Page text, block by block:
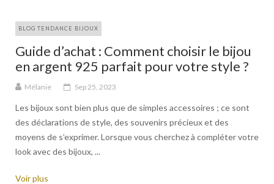
BLOG TENDANCE BIJOUX
Guide d’achat : Comment choisir le bijou
en argent 925 parfait pour votre style ?
Mélanie Sep 25, 2023
Les bijoux sont bien plus que de simples accessoires ; ce sont
des déclarations de style, des souvenirs précieux et des
moyens de s’exprimer. Lorsque vous cherchez à compléter votre
look avec des bijoux, ...
Voir plus